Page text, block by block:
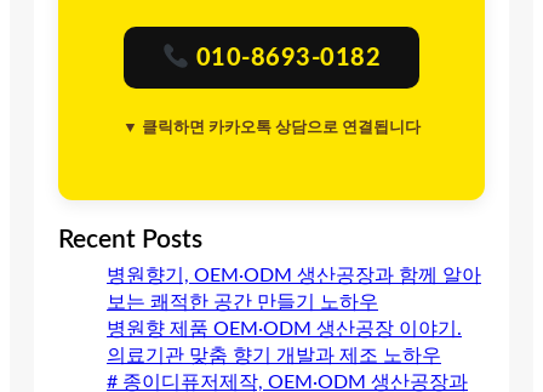
010-8693-0182
▼ 클릭하면 카카오톡 상담으로 연결됩니다
Recent Posts
병원향기, OEM·ODM 생산공장과 함께 알아
보는 쾌적한 공간 만들기 노하우
병원향 제품 OEM·ODM 생산공장 이야기.
의료기관 맞춤 향기 개발과 제조 노하우
# 종이디퓨저제작, OEM·ODM 생산공장과